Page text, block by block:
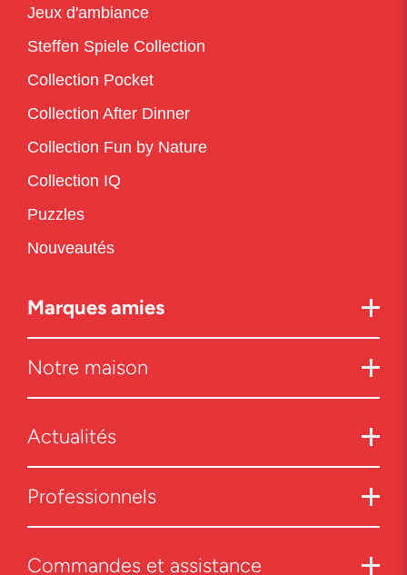
Jeux d'ambiance
Steffen Spiele Collection
Collection Pocket
Collection After Dinner
Collection Fun by Nature
Collection IQ
Puzzles
Nouveautés
Marques amies
Notre maison
Actualités
Professionnels
Commandes et assistance